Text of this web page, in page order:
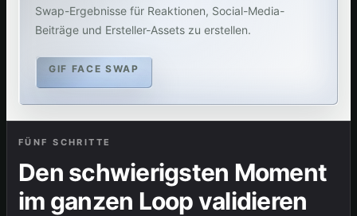
Swap-Ergebnisse für Reaktionen, Social-Media-
Beiträge und Ersteller-Assets zu erstellen.
GIF FACE SWAP
FÜNF SCHRITTE
Den schwierigsten Moment
im ganzen Loop validieren